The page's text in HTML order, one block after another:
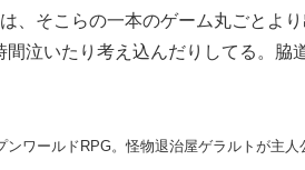
、そこらの一本のゲーム丸ごとよ
泣いたり考え込んだりしてる。脇
ワールドRPG。怪物退治屋ゲラルトが主